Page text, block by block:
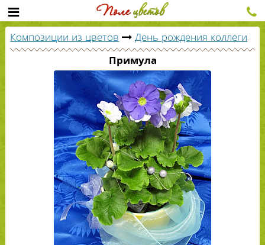
Композиции из цветов День рождения коллеги
Примула